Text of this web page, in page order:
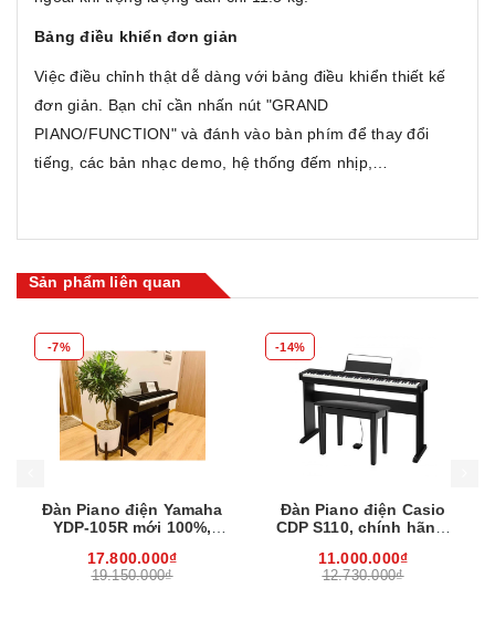
Bảng điều khiển đơn giản
Việc điều chỉnh thật dễ dàng với bảng điều khiển thiết kế
đơn giản. Bạn chỉ cần nhấn nút "GRAND
PIANO/FUNCTION" và đánh vào bàn phím để thay đổi
tiếng, các bản nhạc demo, hệ thống đếm nhịp,…
Sản phẩm liên quan
-7%
Đàn Piano điện Yamaha
YDP-105R mới 100%,
miễn phí vận chuyển
17.800.000₫
19.150.000₫
-14%
Đàn Piano điện Casio
CDP S110, chính hãng,
11.000.000₫
12.730.000₫
Mua hàng